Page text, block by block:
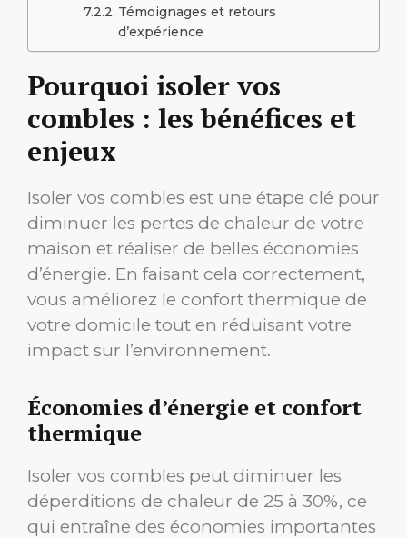
Témoignages et retours
d’expérience
Pourquoi isoler vos
combles : les bénéfices et
enjeux
Isoler vos combles est une étape clé pour
diminuer les pertes de chaleur de votre
maison et réaliser de belles économies
d’énergie. En faisant cela correctement,
vous améliorez le confort thermique de
votre domicile tout en réduisant votre
impact sur l’environnement.
Économies d’énergie et confort
thermique
Isoler vos combles peut diminuer les
déperditions de chaleur de 25 à 30%, ce
qui entraîne des économies importantes